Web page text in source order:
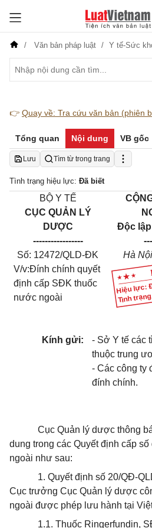
Văn bản pháp luật Y tế-Sức
👉 Quay về: Tra cứu văn bản (phiên
Tổng quan Nội dung VB gốc
Lưu Tìm từ trong trang
Tình trạng hiệu lực: Đã biết
Hiệu lực:
Tình
BỘ Y TẾ
CỤC QUẢN LÝ
DƯỢC
-----------------
Số: 12472/QLD-ĐK
V/v:Đính chính quyết
định cấp SĐK thuốc
nước ngoài
Độc
Hà
Kính gửi:
- Sở Y tế các
thuộc trung
- Các công ty
đính chính.
Cục Quản lý dược thông
dung trong các Quyết định cấp
ngoài như sau:
1. Quyết định số 20/QĐ-
Cục trưởng Cục Quản lý dược
ngoài được phép lưu hành tại
1.1. Thuốc Ringerfundin,